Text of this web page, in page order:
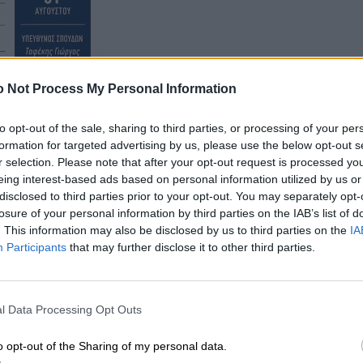
Not Process My Personal Information
opt-out of the sale, sharing to third parties, or processing of your
for targeted advertising by us, please use the below opt-out
selection. Please note that after your opt-out request is processed
interest-based ads based on personal information utilized by us
to third parties prior to your opt-out. You may separately
of your personal information by third parties on the IAB’s list of
This information may also be disclosed by us to third parties on the
Participants that may further disclose it to other third parties.
Data Processing Opt Outs
opt-out of the Sharing of my personal data.
ενώ Το Σάββατο 25/02/17 τα βραβεία θα δοθούν στην
3 ετων,4-7 ετών ,8-11 ετών ,12-16 ετών και 17 και